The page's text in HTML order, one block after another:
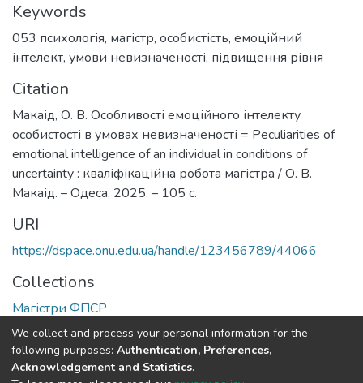
Keywords
053 психологія, магістр, особистість, емоційний
інтелект, умови невизначеності, підвищення рівня
Citation
Макаід, О. В. Особливості емоційного інтелекту
особистості в умовах невизначеності = Peculiarities of
emotional intelligence of an individual in conditions of
uncertainty : кваліфікаційна робота магістра / О. В.
Макаід. – Одеса, 2025. – 105 с.
URI
https://dspace.onu.edu.ua/handle/123456789/44066
Collections
Магістри ФПСР
Full item page
We collect and process your personal information for the
following purposes: Authentication, Preferences,
Acknowledgement and Statistics.